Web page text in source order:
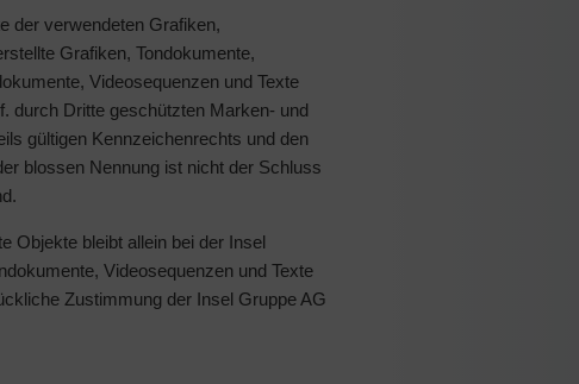
der verwendeten Grafiken,
Grafiken, Tondokumente,
Videosequenzen und Texte
durch Dritte geschützten Marken- und
gültigen Kennzeichenrechts und den
blossen Nennung ist nicht der Schluss
Objekte bleibt allein bei der Insel
Videosequenzen und Texte
Zustimmung der Insel Gruppe AG